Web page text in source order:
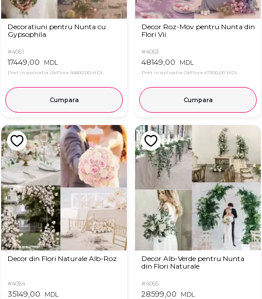
Decoratiuni pentru Nunta cu
Gypsophila
#4051
17449,00 MDL
Pret in aplicatia OkFlora 16800,00 MDL
Cumpara
Decor Roz-Mov pentru Nunta din
Flori Vii
#4053
48149,00 MDL
Pret in aplicatia OkFlora 47300,00 MDL
Cumpara
Decor din Flori Naturale Alb-Roz
#4054
35149,00 MDL
Decor Alb-Verde pentru Nunta
din Flori Naturale
#4055
28599,00 MDL